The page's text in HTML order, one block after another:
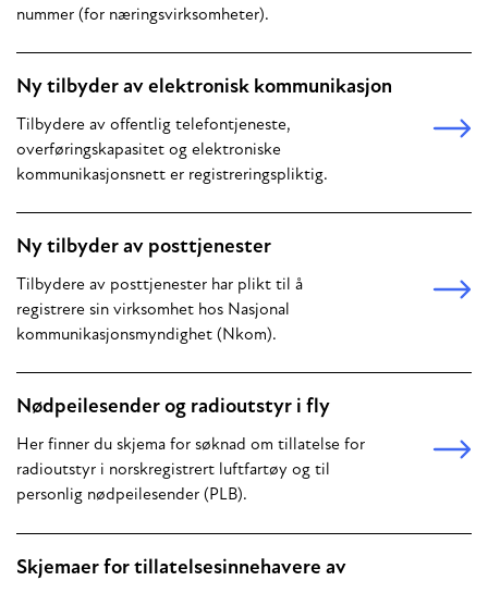
nummer (for næringsvirksomheter).
Ny tilbyder av elektronisk kommunikasjon
Tilbydere av offentlig telefontjeneste,
overføringskapasitet og elektroniske
kommunikasjonsnett er registreringspliktig.
Ny tilbyder av posttjenester
Tilbydere av posttjenester har plikt til å
registrere sin virksomhet hos Nasjonal
kommunikasjonsmyndighet (Nkom).
Nødpeilesender og radioutstyr i fly
Her finner du skjema for søknad om tillatelse for
radioutstyr i norskregistrert luftfartøy og til
personlig nødpeilesender (PLB).
Skjemaer for tillatelsesinnehavere av